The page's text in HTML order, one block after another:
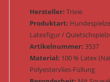
Hersteller: Trixie
Produktart:
Latexfigur /
Artikelnummer: 3537
Material: 100 % Latex
Polyestervlies-Füllung